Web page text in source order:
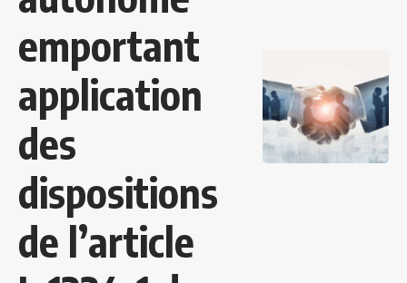
emportant
application
des
dispositions
de l’article